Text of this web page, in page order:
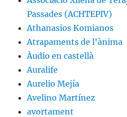
Passades (ACHTEPIV)
Athanasios Komianos
Atrapaments de l'ànima
Àudio en castellà
Auralife
Aurelio Mejía
Avelino Martínez
avortament